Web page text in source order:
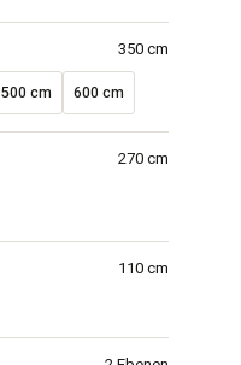
350 cm
500 cm 600 cm
270 cm
110 cm